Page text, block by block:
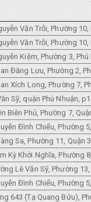
Văn Trỗi, Phường 10,
Văn Trỗi, Phường 10,
Kiệm, Phường 3, Phú
Đăng Lưu, Phường 2,
Xích Long, Phường 7,
Sỹ, quận Phú Nhuận,
Biên Phủ, Phường 7,
Đình Chiểu, Phường
Sa, Phường 11, Quận 3
Kỳ Khởi Nghĩa, Phường
Lê Văn Sỹ, Phường 13,
Đình Chiểu, Phường
643 (Tạ Quang Bửu),